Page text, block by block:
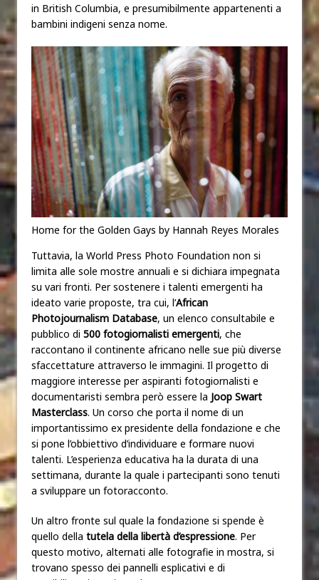
in British Columbia, e presumibilmente appartenenti a
bambini indigeni senza nome.
Home for the Golden Gays by Hannah Reyes Morales
Tuttavia, la World Press Photo Foundation non si
limita alle sole mostre annuali e si dichiara impegnata
su vari fronti. Per sostenere i talenti emergenti ha
ideato varie proposte, tra cui, l’African
Photojournalism Database, un elenco consultabile e
pubblico di 500 fotogiornalisti emergenti, che
raccontano il continente africano nelle sue più diverse
sfaccettature attraverso le immagini. Il progetto di
maggiore interesse per aspiranti fotogiornalisti e
documentaristi sembra però essere la Joop Swart
Masterclass. Un corso che porta il nome di un
importantissimo ex presidente della fondazione e che
si pone l’obbiettivo d’individuare e formare nuovi
talenti. L’esperienza educativa ha la durata di una
settimana, durante la quale i partecipanti sono tenuti
a sviluppare un fotoracconto.
Un altro fronte sul quale la fondazione si spende è
quello della tutela della libertà d’espressione. Per
questo motivo, alternati alle fotografie in mostra, si
trovano spesso dei pannelli esplicativi e di